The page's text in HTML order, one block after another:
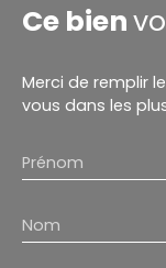
Ce bien
Merci de remplir
vous dans les
Prénom
Nom